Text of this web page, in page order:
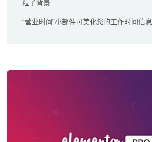
粒子背景
“营业时间”小部件可美化您的工作时间信息